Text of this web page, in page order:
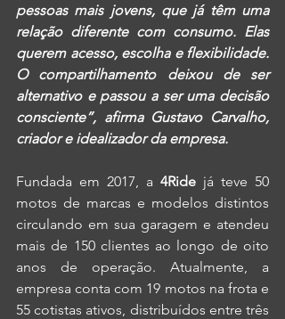
pessoas mais jovens, que já têm uma
relação diferente com consumo. Elas
querem acesso, escolha e flexibilidade.
O compartilhamento deixou de ser
alternativo e passou a ser uma decisão
consciente”, afirma Gustavo Carvalho,
criador e idealizador da empresa.
Fundada em 2017, a 4Ride já teve 50
motos de marcas e modelos distintos
circulando em sua garagem e atendeu
mais de 150 clientes ao longo de oito
anos de operação. Atualmente, a
empresa conta com 19 motos na frota e
55 cotistas ativos, distribuídos entre três